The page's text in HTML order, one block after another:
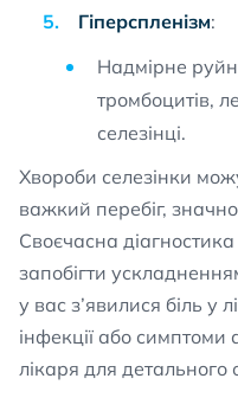
Гіперспленізм:
Надмірне
тромбоцитів,
селезінці.
Хвороби селезінки
важкий перебіг,
Своєчасна
запобігти
у вас з’явилися біль у
інфекції або симптоми
лікаря для детального